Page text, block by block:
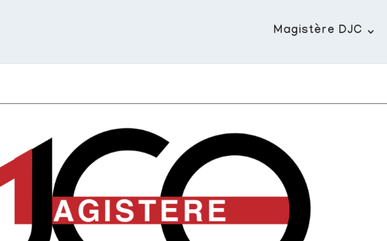
Magistère DJC